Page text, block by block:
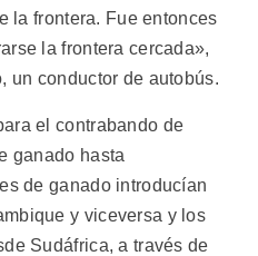
la frontera. Fue entonces
la frontera cercada»,
un conductor de autobús.
el contrabando de
ganado hasta
de ganado introducían
y viceversa y los
Sudáfrica, a través de